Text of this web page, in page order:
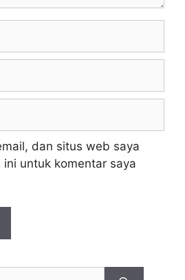
dan situs web saya
untuk komentar saya